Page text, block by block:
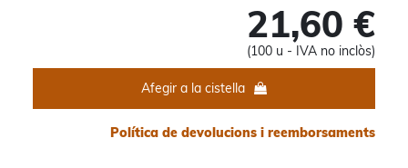
21,60 €
(100 u - IVA no inclòs)
Afegir a la cistella
Política de devolucions i reemborsaments